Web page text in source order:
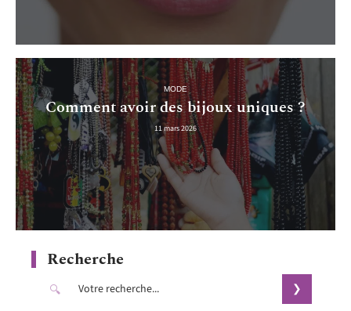
MODE
Comment avoir des bijoux uniques ?
11 mars 2026
Recherche